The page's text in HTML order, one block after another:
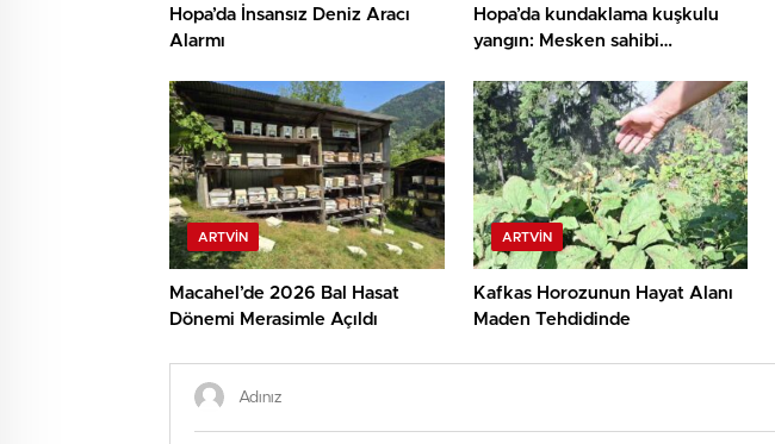
Hopa’da İnsansız Deniz Aracı
Alarmı
Hopa’da kundaklama kuşkulu
yangın: Mesken sahibi
gözaltında
ARTVIN
Macahel’de 2026 Bal Hasat
Dönemi Merasimle Açıldı
ARTVIN
Kafkas Horozunun Hayat Alanı
Maden Tehdidinde